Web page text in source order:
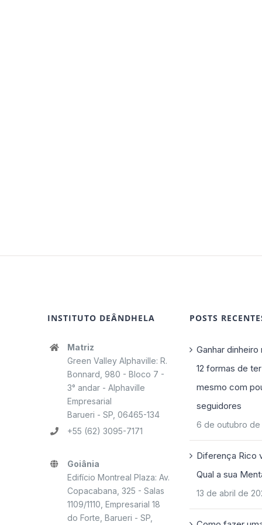
INSTITUTO DEÂNDHELA
Matriz
Green Valley Alphaville: R.
Bonnard, 980 - Bloco 7 -
3° andar - Alphaville
Empresarial
Barueri - SP, 06465-134
+55 (62) 3095-7171
Goiânia
Edifício Montreal Plaza: Av.
Copacabana, 325 - Salas
1109/1110, Empresarial 18
do Forte, Barueri - SP,
POSTS
Ganhar dinheiro
12 formas de
mesmo com
seguidores
6 de outubro de
Diferença Rico
Qual a sua
13 de abril de